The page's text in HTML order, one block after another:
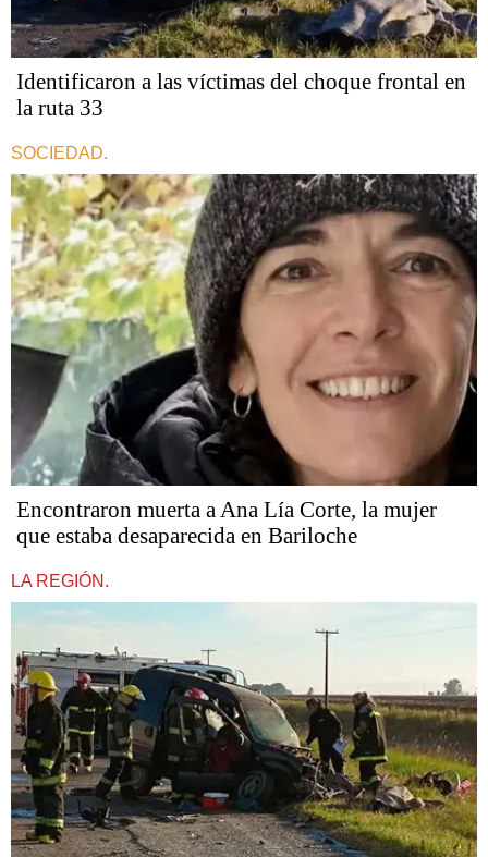
Identificaron a las víctimas del choque frontal en
la ruta 33
SOCIEDAD.
Encontraron muerta a Ana Lía Corte, la mujer
que estaba desaparecida en Bariloche
LA REGIÓN.